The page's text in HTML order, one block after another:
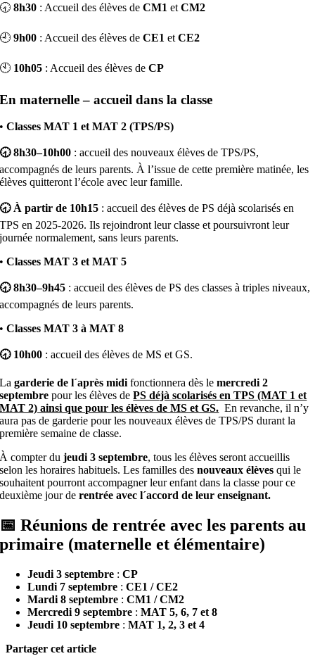
🕣8h30 : Accueil des élèves deCM1 etCM2
🕘9h00 : Accueil des élèves deCE1 etCE2
🕙 10h05 : Accueil des élèves deCP
En maternelle – accueil dans la classe
•Classes MAT 1 et MAT 2 (TPS/PS)
🕣 8h30–10h00 : accueil des nouveaux élèves de TPS/PS,
accompagnés de leurs parents. À l’issue de cette première matinée, les
élèves quitteront l’école avec leur famille.
🕣 À partir de 10h15 : accueil des élèves de PS déjà scolarisés en
TPS en 2025‑2026. Ils rejoindront leur classe et poursuivront leur
journée normalement, sans leurs parents.
•Classes MAT 3 et MAT 5
🕣 8h30–9h45 : accueil des élèves de PS des classes à triples niveaux,
accompagnés de leurs parents.
•Classes MAT 3 à MAT 8
🕣 10h00 : accueil des élèves de MS et GS.
Lagarderie de l´après midi fonctionnera dès lemercredi 2
septembre pour les élèves dePS déjà scolarisés en TPS (MAT 1 et
MAT 2) ainsi que pour les élèves de MS et GS. En revanche, il n’y
aura pas de garderie pour les nouveaux élèves de TPS/PS durant la
première semaine de classe.
À compter dujeudi 3 septembre, tous les élèves seront accueillis
selon les horaires habituels. Les familles desnouveaux élèves qui le
souhaitent pourront accompagner leur enfant dans la classe pour ce
deuxième jour derentrée avec l´accord de leur enseignant.
📅 Réunions de rentrée avec les parents au
primaire (maternelle et élémentaire)
Jeudi 3 septembre :CP
Lundi 7 septembre :CE1 / CE2
Mardi 8 septembre :CM1 / CM2
Mercredi 9 septembre :MAT 5, 6, 7 et 8
Jeudi 10 septembre :MAT 1, 2, 3 et 4
Partager cet article